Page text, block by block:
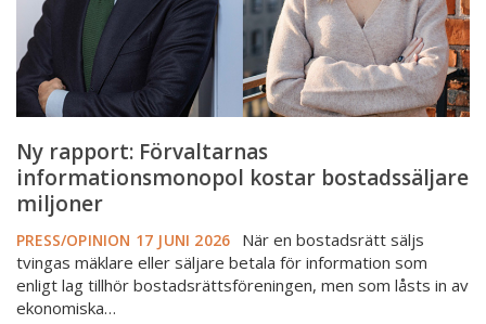
Ny rapport: Förvaltarnas
informationsmonopol kostar bostadssäljare
miljoner
PRESS/OPINION 17 JUNI 2026
När en bostadsrätt säljs
tvingas mäklare eller säljare betala för information som
enligt lag tillhör bostadsrättsföreningen, men som låsts in av
ekonomiska…